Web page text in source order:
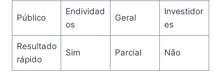
Público
Endividad
os
Geral
Investidor
es
Resultado
rápido
Sim Parcial Não